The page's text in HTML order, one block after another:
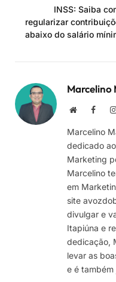
INSS: Saiba
regularizar
abaixo do salário
Marcelino
Site
Marcelino
dedicado
Marketing
Marcelino
em
site
divulgar e
Itapiúna e
dedicação,
levar as
e é também